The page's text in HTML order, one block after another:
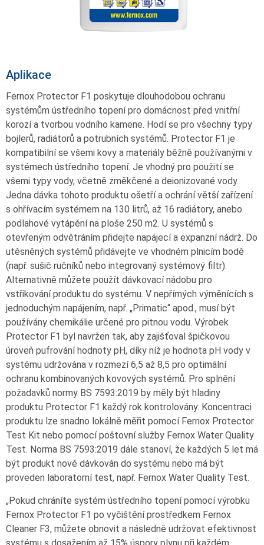
Aplikace
Fernox Protector F1 poskytuje dlouhodobou ochranu
systémům ústředního topení pro domácnost před vnitřní
korozí a tvorbou vodního kamene. Hodí se pro všechny typy
bojlerů, radiátorů a potrubních systémů. Protector F1 je
kompatibilní se všemi kovy a materiály běžně používanými v
systémech ústředního topení. Je vhodný pro použití se
všemi typy vody, včetně změkčené a deionizované vody.
Jedna dávka tohoto produktu ošetří a ochrání větší zařízení
s ohřívacím systémem na 130 litrů, až 16 radiátory, anebo
podlahové vytápění na ploše 250 m2. U systémů s
otevřeným odvětráním přidejte napájecí a expanzní nádrž. Do
utěsněných systémů přidávejte ve vhodném plnicím bodě
(např. sušič ručníků nebo integrovaný systémový filtr).
Alternativně můžete použít dávkovací nádobu pro
vstřikování produktu do systému. V nepřímých výměnících s
jednoduchým napájením, např. „Primatic“ apod., musí být
používány chemikálie určené pro pitnou vodu. Výrobek
Protector F1 byl navržen tak, aby zajišťoval špičkovou
úroveň pufrování hodnoty pH, díky níž je hodnota pH vody v
systému udržována v rozmezí 6,5 až 8,5 pro optimální
ochranu kombinovaných kovových systémů. Pro splnění
požadavků normy BS 7593:2019 by měly být hladiny
produktu Protector F1 každý rok kontrolovány. Koncentraci
produktu lze snadno lokálně měřit pomocí Fernox Protector
Test Kit nebo pomocí poštovní služby Fernox Water Quality
Test. Norma BS 7593:2019 dále stanoví, že každých 5 let má
být produkt nově dávkován do systému nebo má být
proveden laboratorní test, např. Fernox Water Quality Test.
„Pokud chráníte systém ústředního topení pomocí výrobku
Fernox Protector F1 po vyčištění prostředkem Fernox
Cleaner F3, můžete obnovit a následně udržovat efektivnost
systému s dosažením až 15% úspory plynu při každém